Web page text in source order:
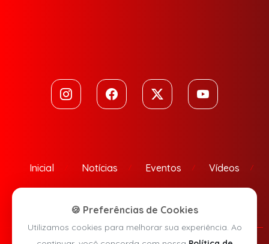
Inicial Notícias Eventos Vídeos
🍪 Preferências de Cookies
Utilizamos cookies para melhorar sua experiência. Ao